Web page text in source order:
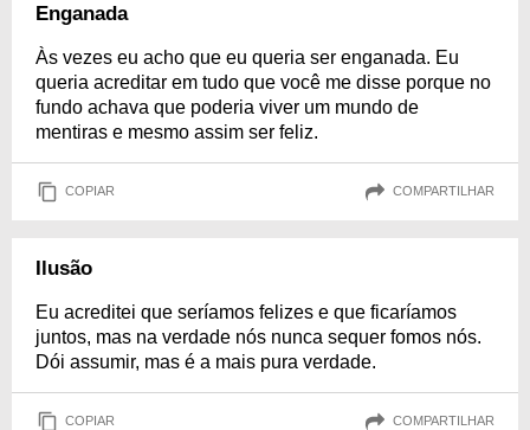
Enganada
Às vezes eu acho que eu queria ser enganada. Eu
queria acreditar em tudo que você me disse porque no
fundo achava que poderia viver um mundo de
mentiras e mesmo assim ser feliz.
COPIAR COMPARTILHAR
Ilusão
Eu acreditei que seríamos felizes e que ficaríamos
juntos, mas na verdade nós nunca sequer fomos nós.
Dói assumir, mas é a mais pura verdade.
COPIAR COMPARTILHAR